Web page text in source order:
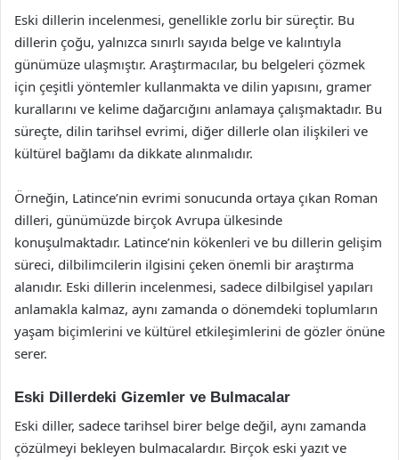
Eski dillerin incelenmesi, genellikle zorlu bir süreçtir. Bu
dillerin çoğu, yalnızca sınırlı sayıda belge ve kalıntıyla
günümüze ulaşmıştır. Araştırmacılar, bu belgeleri çözmek
için çeşitli yöntemler kullanmakta ve dilin yapısını, gramer
kurallarını ve kelime dağarcığını anlamaya çalışmaktadır. Bu
süreçte, dilin tarihsel evrimi, diğer dillerle olan ilişkileri ve
kültürel bağlamı da dikkate alınmalıdır.
Örneğin, Latince’nin evrimi sonucunda ortaya çıkan Roman
dilleri, günümüzde birçok Avrupa ülkesinde
konuşulmaktadır. Latince’nin kökenleri ve bu dillerin gelişim
süreci, dilbilimcilerin ilgisini çeken önemli bir araştırma
alanıdır. Eski dillerin incelenmesi, sadece dilbilgisel yapıları
anlamakla kalmaz, aynı zamanda o dönemdeki toplumların
yaşam biçimlerini ve kültürel etkileşimlerini de gözler önüne
serer.
Eski Dillerdeki Gizemler ve Bulmacalar
Eski diller, sadece tarihsel birer belge değil, aynı zamanda
çözülmeyi bekleyen bulmacalardır. Birçok eski yazıt ve